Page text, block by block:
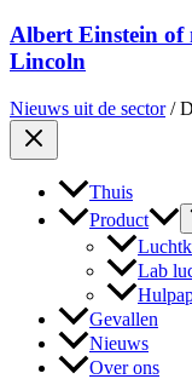
Albert Einstein of
Lincoln
Nieuws uit de sector/
Thuis
Product
Lab
Gevallen
Nieuws
Over ons